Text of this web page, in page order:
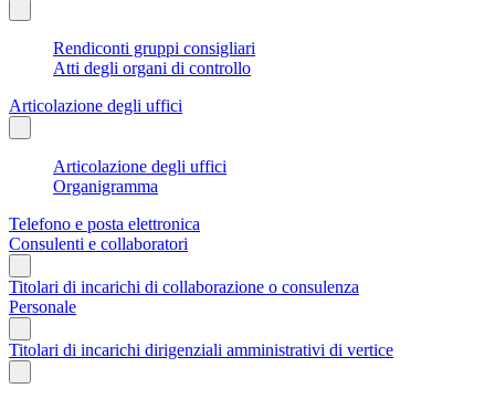
Rendiconti gruppi consigliari
Atti degli organi di controllo
Articolazione degli uffici
Articolazione degli uffici
Organigramma
Telefono e posta elettronica
Consulenti e collaboratori
Titolari di incarichi di collaborazione o consulenza
Personale
Titolari di incarichi dirigenziali amministrativi di vertice